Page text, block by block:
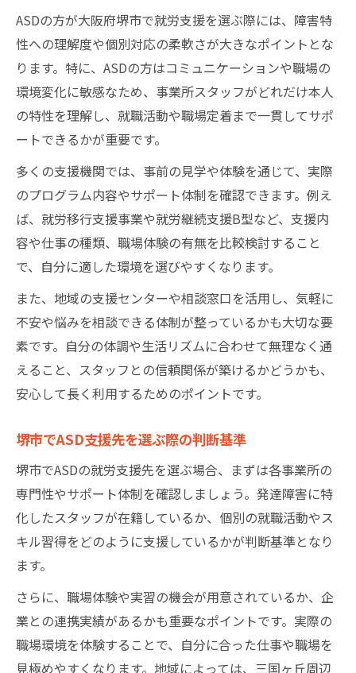
ASDの方が大阪府堺市で就労支援を選ぶ際には、障害特
性への理解度や個別対応の柔軟さが大きなポイントとな
ります。特に、ASDの方はコミュニケーションや職場の
環境変化に敏感なため、事業所スタッフがどれだけ本人
の特性を理解し、就職活動や職場定着まで一貫してサポ
ートできるかが重要です。
多くの支援機関では、事前の見学や体験を通じて、実際
のプログラム内容やサポート体制を確認できます。例え
ば、就労移行支援事業や就労継続支援B型など、支援内
容や仕事の種類、職場体験の有無を比較検討すること
で、自分に適した環境を選びやすくなります。
また、地域の支援センターや相談窓口を活用し、気軽に
不安や悩みを相談できる体制が整っているかも大切な要
素です。自分の体調や生活リズムに合わせて無理なく通
えること、スタッフとの信頼関係が築けるかどうかも、
安心して長く利用するためのポイントです。
堺市でASD支援先を選ぶ際の判断基準
堺市でASDの就労支援先を選ぶ場合、まずは各事業所の
専門性やサポート体制を確認しましょう。発達障害に特
化したスタッフが在籍しているか、個別の就職活動やス
キル習得をどのように支援しているかが判断基準となり
ます。
さらに、職場体験や実習の機会が用意されているか、企
業との連携実績があるかも重要なポイントです。実際の
職場環境を体験することで、自分に合った仕事や職場を
見極めやすくなります。地域によっては、三国ヶ丘周辺